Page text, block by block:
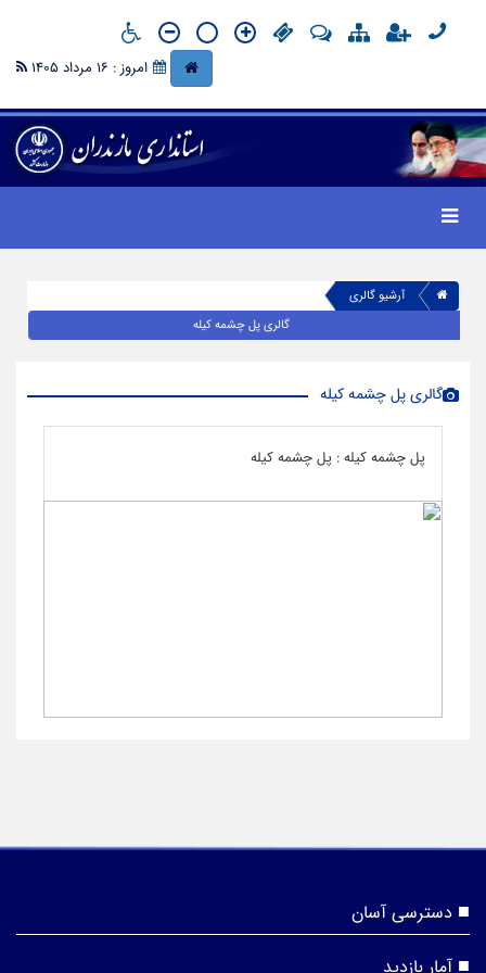
امروز : 16 مرداد 1405
آرشیو گالری
گالری پل چشمه کیله
گالری پل چشمه کیله
پل چشمه کیله: پل چشمه کیله
دسترسی آسان
آمار بازدید